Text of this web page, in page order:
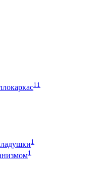
11
1
1